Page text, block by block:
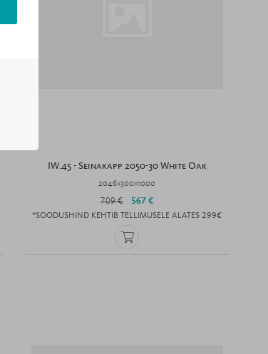
IW.45 - Seinakapp 2050-30 White Oak
2046x300x1000
709 € 567 €
*SOODUSHIND KEHTIB TELLIMUSELE ALATES 299€